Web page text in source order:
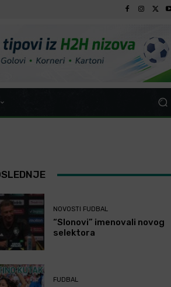
NOVOSTI FUDBAL
“Slonovi” imenovali novog
selektora
FUDBAL